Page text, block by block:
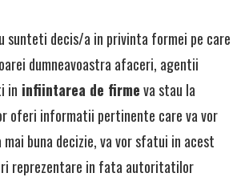
sunteti decis/a in privinta formei pe care
dumneavoastra afaceri, agentii
in infiintarea de firmeva stau la
oferi informatii pertinente care va vor
buna decizie, va vor sfatui in acest
reprezentare in fata autoritatilor